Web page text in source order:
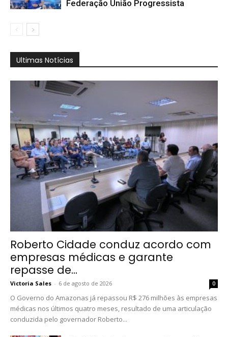
Federação União Progressista
Ultimas Notícias
Roberto Cidade conduz acordo com
empresas médicas e garante
repasse de...
Victoria Sales - 6 de agosto de 2026 0
O Governo do Amazonas já repassou R$ 276 milhões às empresas
médicas nos últimos quatro meses, resultado de uma articulação
conduzida pelo governador Roberto...